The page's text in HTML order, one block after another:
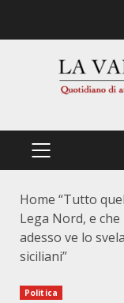
PRIMÄRES
Home “Tutto
Lega Nord, e
adesso ve lo
siciliani”
Politica